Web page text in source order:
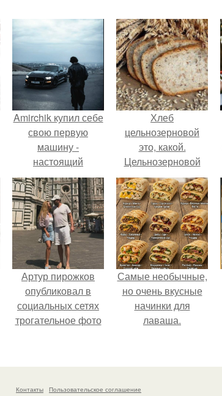
Amirchik купил себе
свою первую
машину -
настоящий
автомобиль мечты
для многих
автолюбителей.
Хлеб
цельнозерновой
это, какой.
Цельнозерновой
хлеб. Настоящий
цельнозерновой
хлеб очень для
здоровья полезен.
Артур пирожков
опубликовал в
социальных сетях
трогательное фото
сделанное во
Самые необычные,
но очень вкусные
начинки для
лаваша.
Контакты Пользовательское соглашение